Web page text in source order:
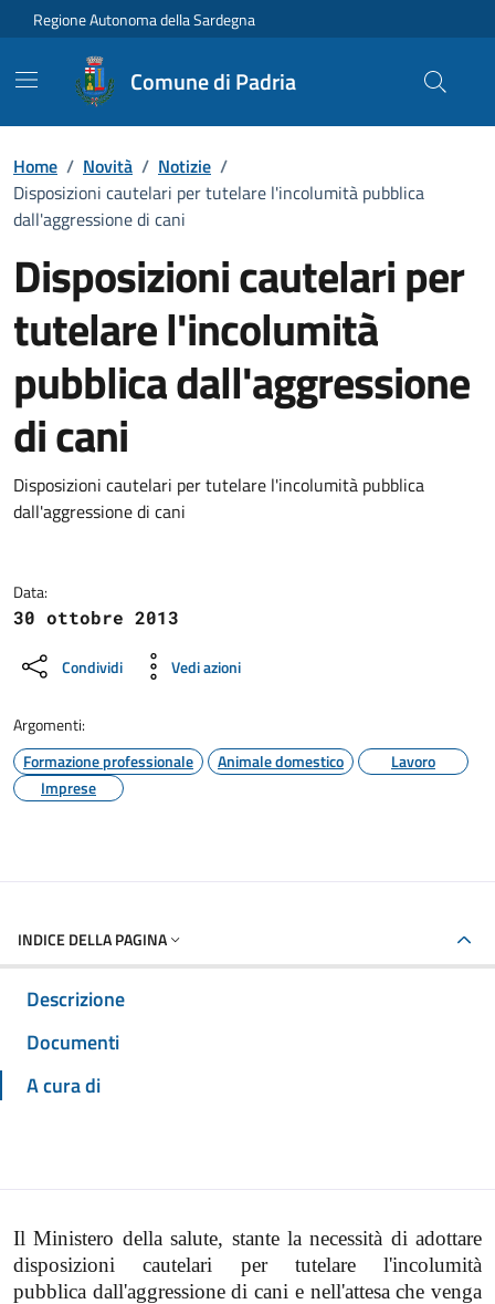
Vai ai contenuti
Vai al Footer
Regione Autonoma della Sardegna
Comune di Padria
Home / Novità / Notizie /
Disposizioni cautelari per tutelare l'incolumità pubblica
dall'aggressione di cani
Disposizioni cautelari per
tutelare l'incolumità
pubblica dall'aggressione
di cani
Dettagli della notizia
Disposizioni cautelari per tutelare l'incolumità pubblica
dall'aggressione di cani
Data:
30 ottobre 2013
Condividi Vedi azioni
Argomenti:
Formazione professionale
Animale domestico
Lavoro
Imprese
INDICE DELLA PAGINA
Descrizione
Documenti
A cura di
Il Ministero della salute, stante la necessità di adottare
disposizioni cautelari per tutelare l'incolumità
pubblica dall'aggressione di cani e nell'attesa che venga